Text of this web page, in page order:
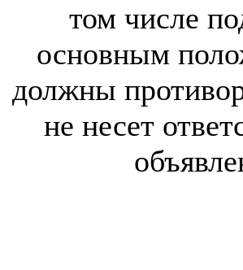
том числе
основным
должны
не несет